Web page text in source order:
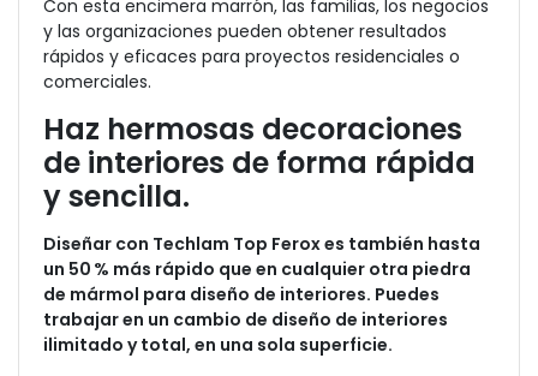
Con esta encimera marrón, las familias, los negocios
y las organizaciones pueden obtener resultados
rápidos y eficaces para proyectos residenciales o
comerciales.
Haz hermosas decoraciones
de interiores de forma rápida
y sencilla.
Diseñar con Techlam Top Ferox es también hasta
un 50 % más rápido que en cualquier otra piedra
de mármol para diseño de interiores. Puedes
trabajar en un cambio de diseño de interiores
ilimitado y total, en una sola superficie.